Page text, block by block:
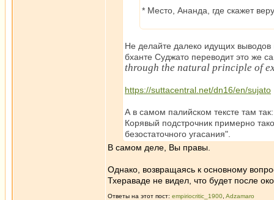
* Место, Ананда, где скажет
Не делайте далеко идущих
бханте Суджато переводит это же
through the natural principle of
https://suttacentral.net/dn16/en/sujato
А в самом палийском тексте там
Корявый подстрочник примерно
безостаточного угасания".
В самом деле, Вы правы.
Однако, возвращаясь к основному
Тхераваде не видел, что будет после
Ответы на этот пост: empiriocritic_1900 Adzamaro